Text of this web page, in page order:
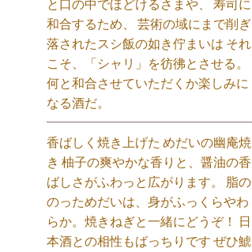
と口の中でほどけるさまや、 寿司に
和合するため、 芸術の域にまで削ぎ
落されたスシ飯の如き佇まいは それ
こそ、「シャリ」を彷彿とさせる。
何と和合させていただくか楽しみに
なる酒だ。⁡
香ばしく焼き上げた めだいの幽庵焼
き 柚子の爽やかな香りと、醤油の香
ばしさがふわっと広がります。 脂の
のっためだいは、身がふっくらやわ
らか。焼きねぎと一緒にどうぞ！ 日
本酒との相性もばっちりです ぜひ鯱